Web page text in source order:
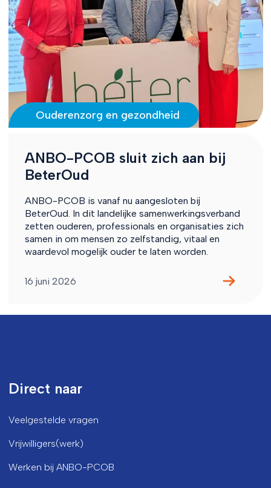
Ouderenzorg en gezondheid
ANBO-PCOB sluit zich aan bij
BeterOud
ANBO-PCOB is vanaf nu aangesloten bij
BeterOud. In dit landelijke samenwerkingsverband
zetten ouderen, professionals en organisaties zich
samen in om mensen zo zelfstandig, vitaal en
waardevol mogelijk ouder te laten worden.
16 juni 2026
Direct naar
Veelgestelde vragen
Vrijwilligers(werk)
Werken bij ANBO-PCOB